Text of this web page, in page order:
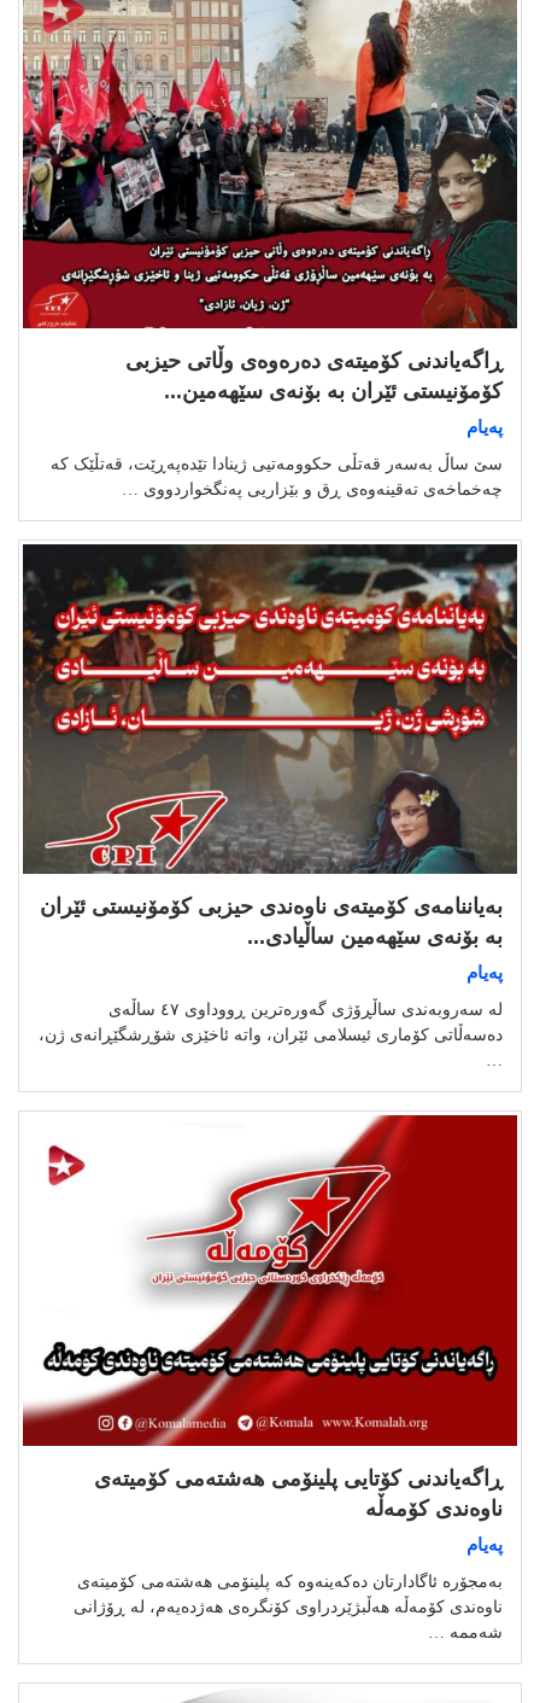
ڕاگەیاندنی کۆمیتەی دەرەوەی وڵاتی حیزبی
کۆمۆنیستی ئێران بە بۆنەی سێهەمین...
پەیام
سێ ساڵ بەسەر قەتڵی حکوومەتیی ژینادا تێدەپەڕێت، قەتڵێک کە
چەخماخەی تەقینەوەی ڕق و بێزاریی پەنگخواردووی …
بەیاننامەی کۆمیتەی ناوەندی حیزبی کۆمۆنیستی ئێران
بە بۆنەی سێهەمین ساڵیادی...
پەیام
لە سەروبەندی ساڵڕۆژی گەورەترین ڕووداوی ٤٧ ساڵەی
دەسەڵاتی کۆماری ئیسلامی ئێران، واتە ئاخێزی شۆڕشگێڕانەی ژن،
…
ڕاگەیاندنی کۆتایی پلینۆمی هەشتەمی کۆمیتەی
ناوەندی کۆمەڵە
پەیام
بەمجۆرە ئاگادارتان دەکەینەوە کە پلینۆمی هەشتەمی کۆمیتەی
ناوەندی کۆمەڵە هەڵبژێردراوی کۆنگرەی هەژدەیەم، لە ڕۆژانی
شەممە …